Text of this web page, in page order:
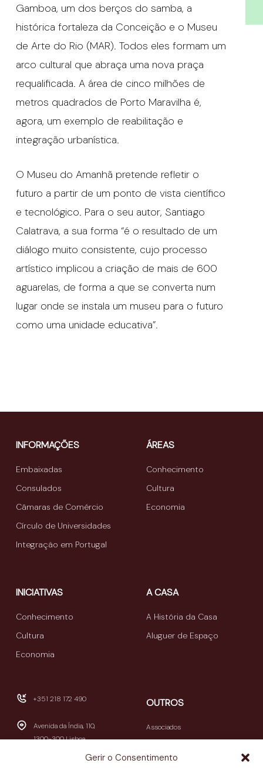
Gerir o Consentimento
Gamboa, um dos berços do samba, a
histórica fortaleza da Conceição e o Museu
de Arte do Rio (MAR). Todos eles formam um
arco cultural que abraça uma nova praça
requalificada. A área de cinco milhões de
metros quadrados de Porto Maravilha é,
agora, um exemplo de reabilitação e
integração urbanística.
O Museu do Amanhã pretende refletir o
futuro a partir de um ponto de vista científico
e tecnológico. Para o seu autor, Santiago
Calatrava, a sua forma “é o resultado de um
diálogo muito consistente, cujo processo
artístico implicou a criação de mais de 600
aguarelas, de forma a que se converta num
lugar onde se instala um museu para o futuro
como uma unidade educativa”.
INFORMAÇÕES
Embaixadas
Consulados
Câmaras de Comércio
Círculo de Universidades
Integração em Portugal
ÁREAS
Conhecimento
Cultura
Economia
INICIATIVAS
Conhecimento
Cultura
Economia
A CASA
A História da Casa
Aluguer de Espaço
+351 218 172 490
Avenida da Índia, 110,
1300-300 Lisboa
OUTROS
Associados